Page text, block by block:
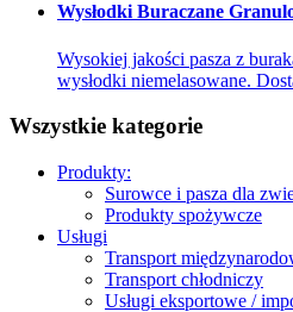
Wysłodki Buraczane
Wysokiej jakości pasza z
wysłodki niemelasowane.
Wszystkie kategorie
Produkty:
Surowce i pasza dla
Produkty spożywcze
Usługi
Transport
Transport chłodniczy
Usługi eksportowe /